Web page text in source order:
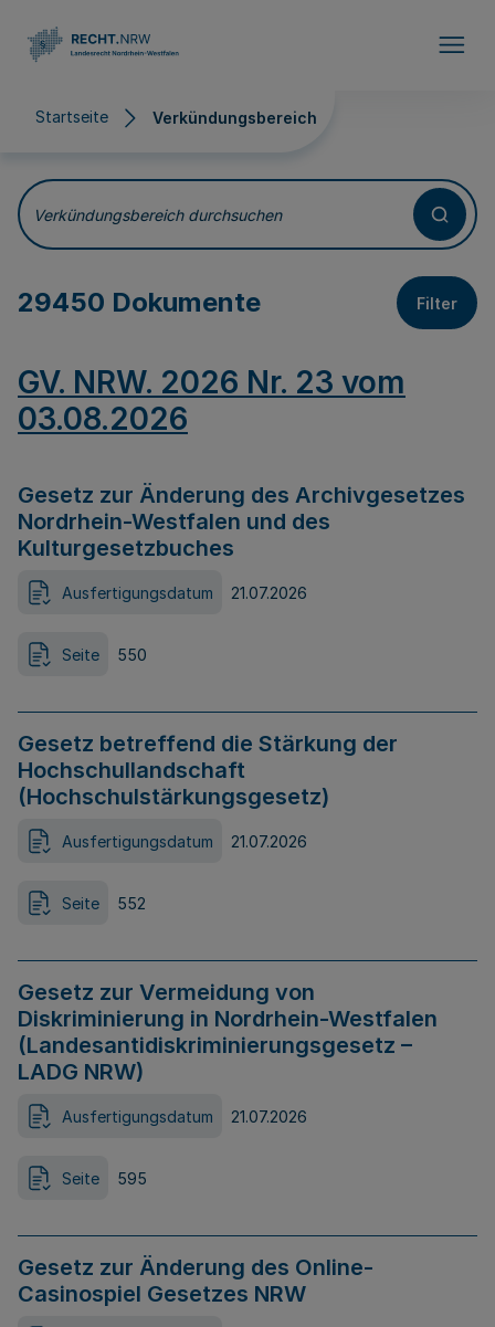
Startseite Verkündungsbereich
Verkündungsbereich
Verkündungsbereich durchsuchen
29450 Dokumente Filter
GV. NRW. 2026 Nr. 23 vom
03.08.2026
Gesetz zur Änderung des Archivgesetzes
Nordrhein-Westfalen und des
Kulturgesetzbuches
Ausfertigungsdatum 21.07.2026
Seite 550
Gesetz betreffend die Stärkung der
Hochschullandschaft
(Hochschulstärkungsgesetz)
Ausfertigungsdatum 21.07.2026
Seite 552
Gesetz zur Vermeidung von
Diskriminierung in Nordrhein-Westfalen
(Landesantidiskriminierungsgesetz –
LADG NRW)
Ausfertigungsdatum 21.07.2026
Seite 595
Gesetz zur Änderung des Online-
Casinospiel Gesetzes NRW